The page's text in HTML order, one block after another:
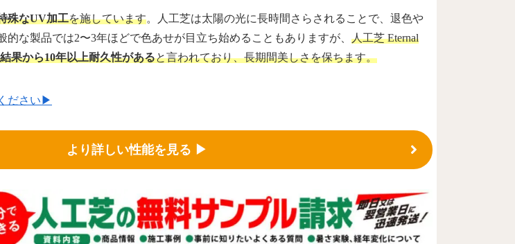
殊なUV加工を施しています。人工芝は太陽の光に長時間さらされることで、退色や
な製品では2〜3年ほどで色あせが目立ち始めることもありますが、 人工芝 Eternal
果から10年以上耐久性があると言われており、長期間美しさを保ちます。
ださい▶︎
より詳しい性能を見る ▶︎